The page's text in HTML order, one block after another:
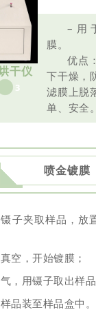
干仪
3
– 用
膜。
优点
下干燥，
滤膜上脱
单、安全。
喷金镀膜
子夹取样品，放
空，开始镀膜；
，用镊子取出样品
品装至样品盒中。